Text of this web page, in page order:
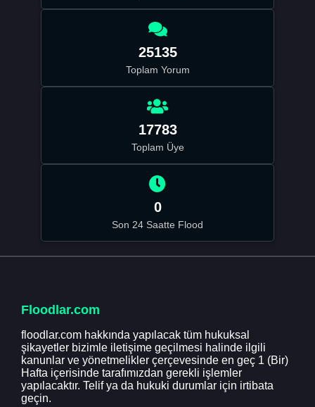
25135
Toplam Yorum
17783
Toplam Üye
0
Son 24 Saatte Flood
Floodlar.com
floodlar.com hakkında yapılacak tüm hukuksal
şikayetler bizimle iletişime geçilmesi halinde ilgili
kanunlar ve yönetmelikler çerçevesinde en geç 1 (Bir)
Hafta içerisinde tarafımızdan gerekli işlemler
yapılacaktır. Telif ya da hukuki durumlar için irtibata
geçin.